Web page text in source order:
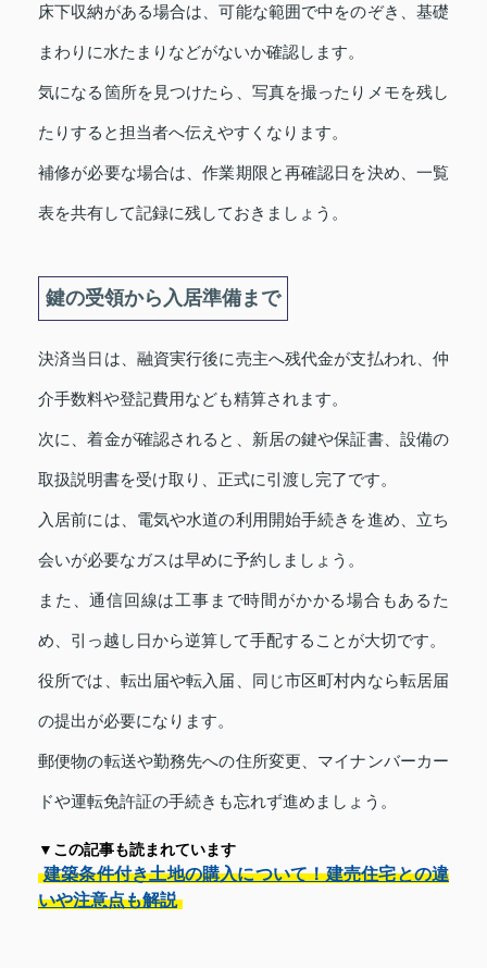
床下収納がある場合は、可能な範囲で中をのぞき、基礎
まわりに水たまりなどがないか確認します。
気になる箇所を見つけたら、写真を撮ったりメモを残し
たりすると担当者へ伝えやすくなります。
補修が必要な場合は、作業期限と再確認日を決め、一覧
表を共有して記録に残しておきましょう。
鍵の受領から入居準備まで
決済当日は、融資実行後に売主へ残代金が支払われ、仲
介手数料や登記費用なども精算されます。
次に、着金が確認されると、新居の鍵や保証書、設備の
取扱説明書を受け取り、正式に引渡し完了です。
入居前には、電気や水道の利用開始手続きを進め、立ち
会いが必要なガスは早めに予約しましょう。
また、通信回線は工事まで時間がかかる場合もあるた
め、引っ越し日から逆算して手配することが大切です。
役所では、転出届や転入届、同じ市区町村内なら転居届
の提出が必要になります。
郵便物の転送や勤務先への住所変更、マイナンバーカー
ドや運転免許証の手続きも忘れず進めましょう。
▼この記事も読まれています
建築条件付き土地の購入について！建売住宅との違
いや注意点も解説